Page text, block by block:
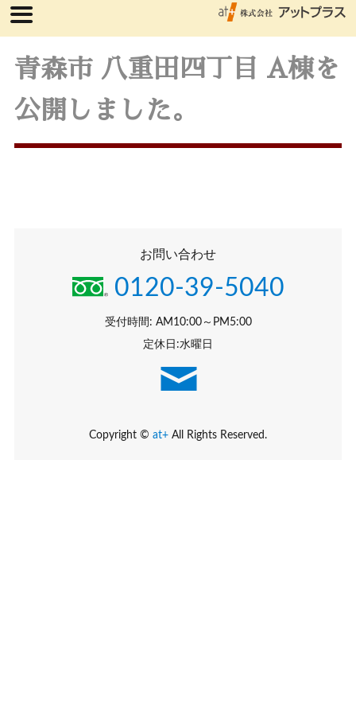
青森市 八重田四丁目 A棟を
公開しました。
お問い合わせ
0120-39-5040
受付時間: AM10:00～PM5:00
定休日:水曜日
Copyright © at+ All Rights Reserved.